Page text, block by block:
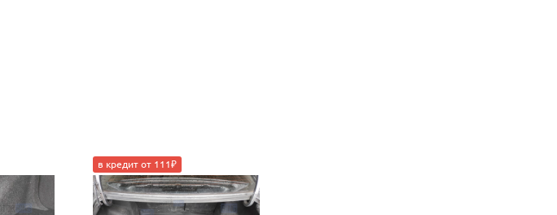
в кредит от 111₽